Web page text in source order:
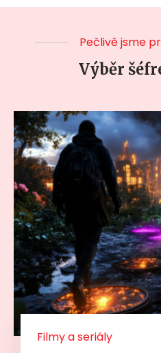
Pečlivě jsme
Výběr
Filmy a seriály